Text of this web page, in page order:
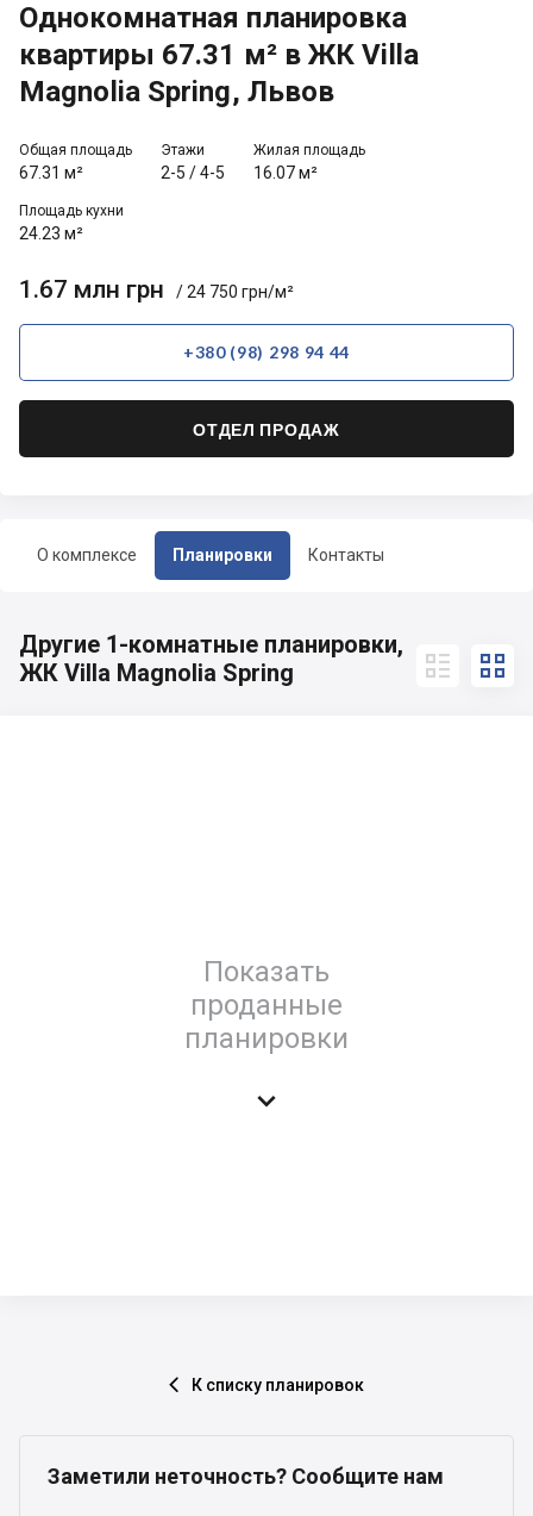
О комплексе Планировки Контакты
Однокомнатная планировка
квартиры 67.31 м² в ЖК Villa
Magnolia Spring, Львов
Общая площадь
67.31 м²
Этажи
2-5 /4-5
Жилая площадь
16.07 м²
Площадь кухни
24.23 м²
1.67 млн грн / 24 750 грн/м²
+380 (98) 298 94 44
ОТДЕЛ ПРОДАЖ
Другие 1-комнатные планировки,
ЖК Villa Magnolia Spring
 
Показать
проданные
планировки

 К списку планировок
Заметили неточность? Сообщите нам